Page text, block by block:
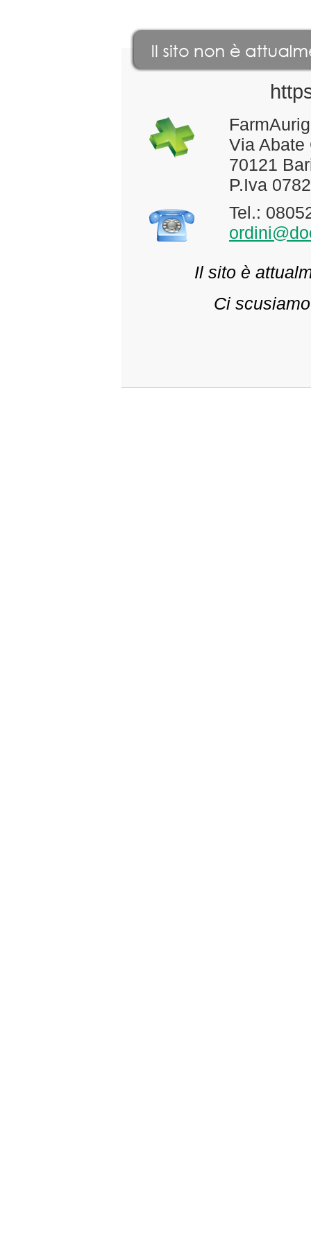
Via Abate
70121
P.Iva
Tel.:
Il sito è
Ci